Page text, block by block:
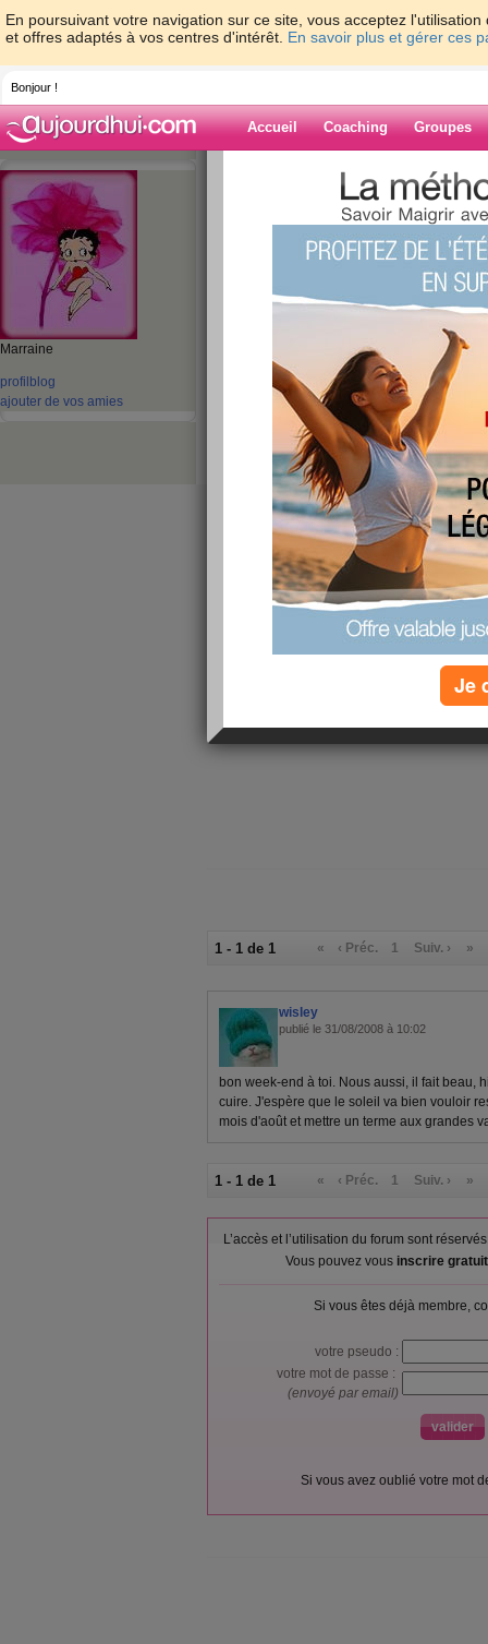
En poursuivant votre navigation sur ce site, vous acceptez
et offres adaptés à vos centres d'intérêt. En savoir plus et gérer ces
Bonjour !
Accueil Coaching Groupes
Marraine
profil blog
ajouter de vos amies
> madeleinette >
Blog de
Grand soleil
Bonjour a toutes
il va faire tres beau aujourd'hui, c'est
week end tranquille, un peu de m"anage et
1 - 1 de 1 « ‹ Préc. 1 Suiv. › »
wisley
publié le 31/08/2008 à 10:02
bon week-end à toi. Nous aussi, il fait beau,
cuire. J'espère que le soleil va bien vouloir
mois d'août et mettre un terme aux grandes
1 - 1 de 1 « ‹ Préc. 1 Suiv. › »
L’accès et l’utilisation du forum sont
Vous pouvez vous inscrire
Si vous êtes déjà membre,
votre pseudo :
votre mot de passe :
(envoyé par email)
Si vous avez oublié votre mot
Je